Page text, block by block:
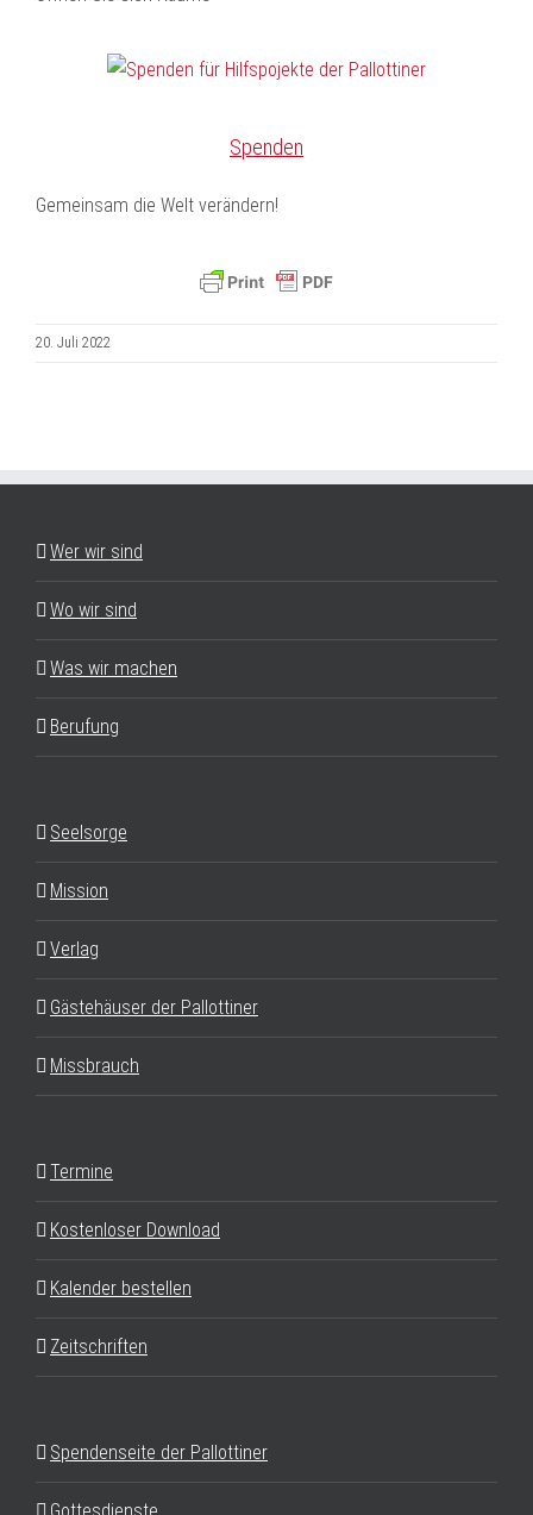
Spenden
Gemeinsam die Welt verändern!
20. Juli 2022
Wer wir sind
Wo wir sind
Was wir machen
Berufung
Seelsorge
Mission
Verlag
Gästehäuser der Pallottiner
Missbrauch
Termine
Kostenloser Download
Kalender bestellen
Zeitschriften
Spendenseite der Pallottiner
Gottesdienste